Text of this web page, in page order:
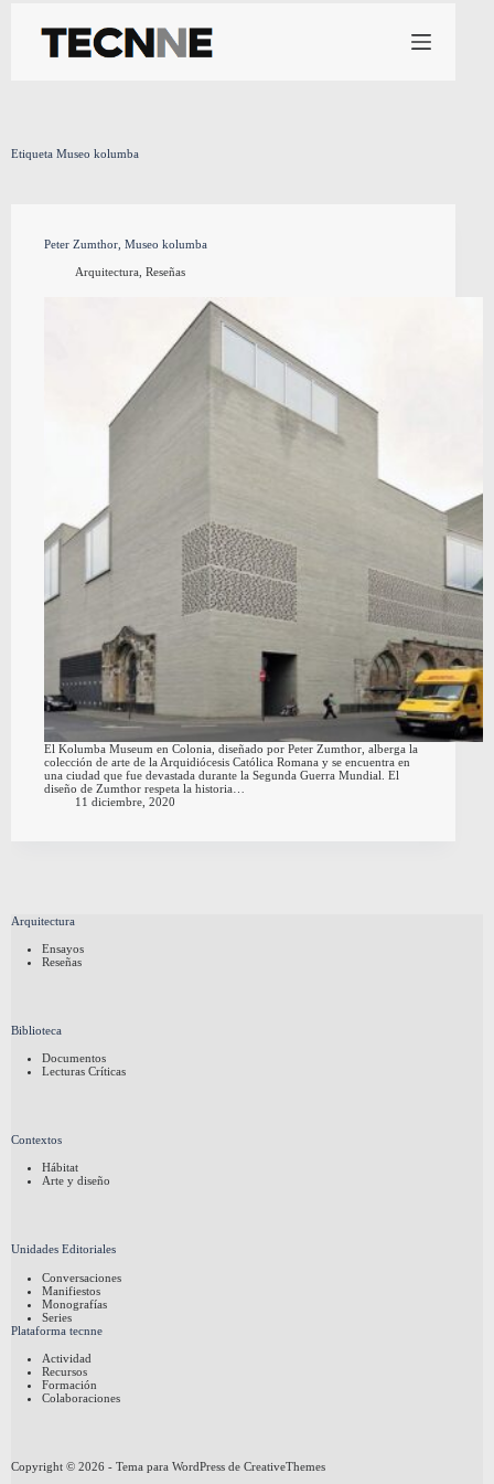
contenido
Etiqueta Museo kolumba
Peter Zumthor, Museo kolumba
Arquitectura, Reseñas
El Kolumba Museum en Colonia, diseñado por Peter Zumthor, alberga la
colección de arte de la Arquidiócesis Católica Romana y se encuentra en
una ciudad que fue devastada durante la Segunda Guerra Mundial. El
diseño de Zumthor respeta la historia…
11 diciembre, 2020
Arquitectura
Ensayos
Reseñas
Biblioteca
Documentos
Lecturas Críticas
Contextos
Hábitat
Arte y diseño
Unidades Editoriales
Conversaciones
Manifiestos
Monografías
Series
Plataforma tecnne
Actividad
Recursos
Formación
Colaboraciones
Copyright © 2026 - Tema para WordPress de CreativeThemes